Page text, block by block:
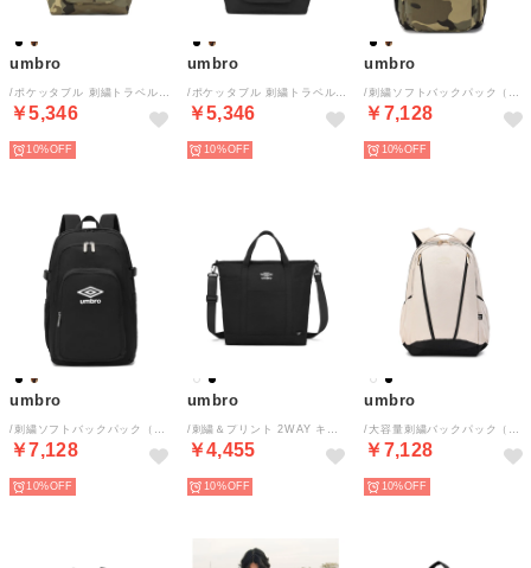
umbro
￥5,346
10%
umbro
￥5,346
10%
umbro
￥7,128
10%
umbro
￥7,128
10%
umbro
￥4,455
10%
umbro
￥7,128
10%